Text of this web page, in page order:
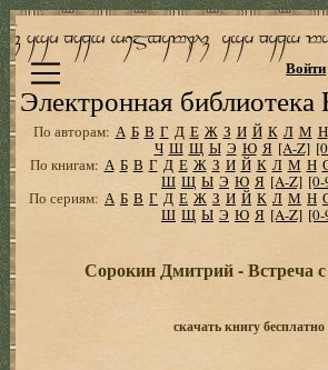
Электронная
Войти
По авторам: А Б В Г Д Е Ж З И Й К Л М Н
Ч Ш Щ Ы Э Ю Я [A-Z]
По книгам: А Б В Г Д Е Ж З И Й К Л М Н
Ш Щ Ы Э Ю Я [A-Z]
По сериям: А Б В Г Д Е Ж З И Й К Л М Н
Ш Щ Ы Э Ю Я [A-Z]
Сорокин Дмитрий - Встреча
скачать книгу бесплатно